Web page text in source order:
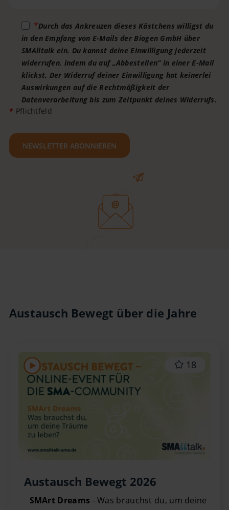
Durch das Ankreuzen dieses Kästchens willigst du
in den Empfang von E-Mails der Biogen GmbH über
SMAlltalk ein. Du kannst deine Einwilligung jederzeit
widerrufen, indem du auf „Abbestellen“ in einer E-Mail
klickst. Der Widerruf deiner Einwilligung hat keinerlei
Auswirkungen auf die Rechtmäßigkeit der
Datenverarbeitung bis zum Zeitpunkt deines Widerrufs.
* Pflichtfeld
NEWSLETTER ABONNIEREN
Austausch Bewegt über die Jahre
18
Austausch Bewegt 2026
SMArt Dreams - Was brauchst du, um deine